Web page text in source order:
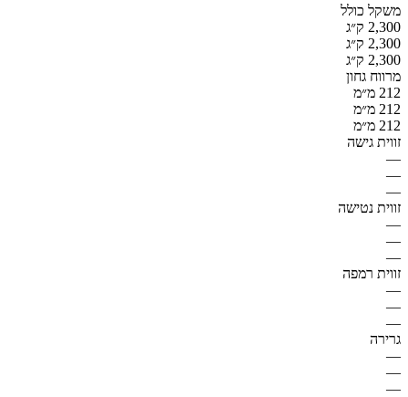
משקל כולל
2,300 ק״ג
2,300 ק״ג
2,300 ק״ג
מרווח גחון
212 מ״מ
212 מ״מ
212 מ״מ
זווית גישה
—
—
—
זווית נטישה
—
—
—
זווית רמפה
—
—
—
גרירה
—
—
—